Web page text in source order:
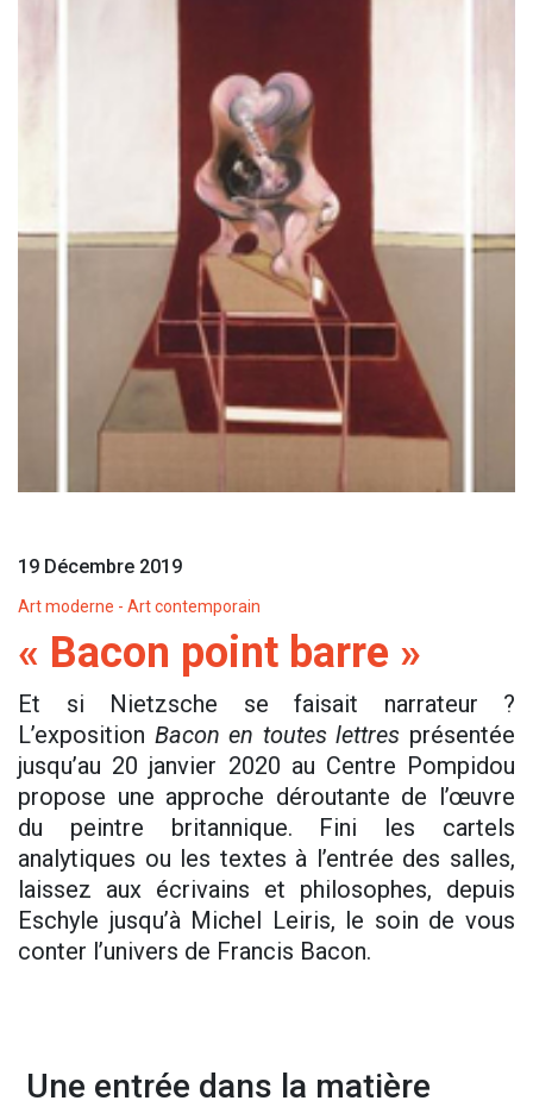
19 Décembre 2019
Art moderne - Art contemporain
« Bacon point barre »
Et si Nietzsche se faisait narrateur ?
L’exposition Bacon en toutes lettres présentée
jusqu’au 20 janvier 2020 au Centre Pompidou
propose une approche déroutante de l’œuvre
du peintre britannique. Fini les cartels
analytiques ou les textes à l’entrée des salles,
laissez aux écrivains et philosophes, depuis
Eschyle jusqu’à Michel Leiris, le soin de vous
conter l’univers de Francis Bacon.
Une entrée dans la matière